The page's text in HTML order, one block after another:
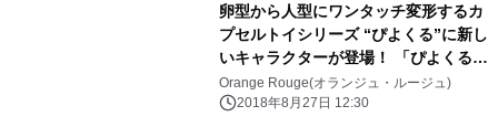
卵型から人型にワンタッチ変形するカ
プセルトイシリーズ “ぴよくる”に新し
いキャラクターが登場！ 「ぴよくる
続『刀剣乱舞-花丸-』01」発売中
Orange Rouge(オランジュ・ルージュ)
2018年8月27日 12:30